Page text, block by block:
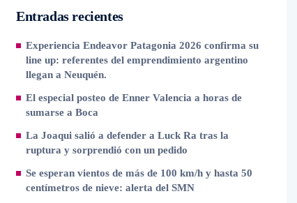
Entradas recientes
Experiencia Endeavor Patagonia 2026 confirma su
line up: referentes del emprendimiento argentino
llegan a Neuquén.
El especial posteo de Enner Valencia a horas de
sumarse a Boca
La Joaqui salió a defender a Luck Ra tras la
ruptura y sorprendió con un pedido
Se esperan vientos de más de 100 km/h y hasta 50
centímetros de nieve: alerta del SMN